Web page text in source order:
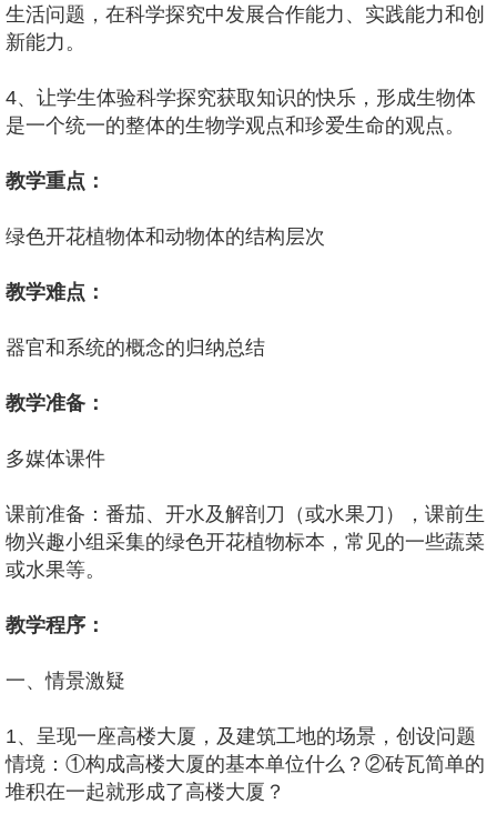
生活问题，在科学探究中发展合作能力、实践能力和创
新能力。
4、让学生体验科学探究获取知识的快乐，形成生物体
是一个统一的整体的生物学观点和珍爱生命的观点。
教学重点：
绿色开花植物体和动物体的结构层次
教学难点：
器官和系统的概念的归纳总结
教学准备：
多媒体课件
课前准备：番茄、开水及解剖刀（或水果刀），课前生
物兴趣小组采集的绿色开花植物标本，常见的一些蔬菜
或水果等。
教学程序：
一、情景激疑
1、呈现一座高楼大厦，及建筑工地的场景，创设问题
情境：①构成高楼大厦的基本单位什么？②砖瓦简单的
堆积在一起就形成了高楼大厦？